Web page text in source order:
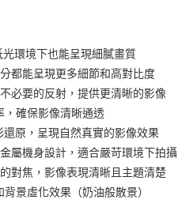
彰化商業銀行
台北富邦商業銀行
兆豐國際商業銀行
台中商業銀行
華泰商業銀行
遠東國際商業銀行
永豐商業銀行
星展（台灣）商業銀行
中國信託商業銀行
彰化商業銀行
台北富邦商業銀行
兆豐國際商業銀行
台中商業銀行
華泰商業銀行
遠東國際商業銀行
永豐商業銀行
星展（台灣）商業銀行
21家銀行
第一商業銀行
台北富邦商業銀行
兆豐國際商業銀行
台中商業銀行
華泰商業銀行
遠東國際商業銀行
環境下也能呈現細膩畫質
都能呈現更多細節和高對比度
必要的反射，提供更清晰的影像
，確保影像清晰通透
原，呈現自然真實的影像效果
屬機身設計，適合嚴苛環境下拍攝
對焦，影像表現清晰且主題清楚
景虛化效果（奶油般散景）